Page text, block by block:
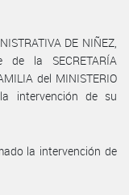
DE NIÑEZ,
de la SECRETARÍA
del MINISTERIO
intervención de su
la intervención de